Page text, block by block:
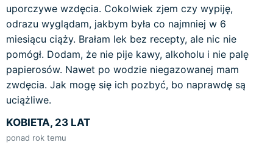
uporczywe wzdęcia. Cokolwiek zjem czy wypiję,
odrazu wyglądam, jakbym była co najmniej w 6
miesiącu ciąży. Brałam lek bez recepty, ale nic nie
pomógł. Dodam, że nie pije kawy, alkoholu i nie palę
papierosów. Nawet po wodzie niegazowanej mam
zwdęcia. Jak mogę się ich pozbyć, bo naprawdę są
uciążliwe.
KOBIETA, 23 LAT
ponad rok temu